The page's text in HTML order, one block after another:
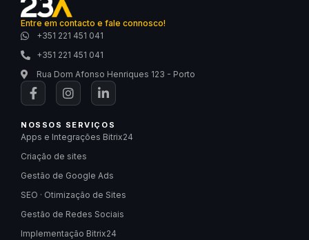
Entre em contacto e fale connosco!
+351 221 451 041
+351 221 451 041
Rua Dom Afonso Henriques 123 - Porto
NOSSOS SERVIÇOS
Apps e Integrações Bitrix24
Criação de sites
Gestão de Google Ads
SEO · Otimização de Sites
Gestão de Redes Sociais
Implementação Bitrix24